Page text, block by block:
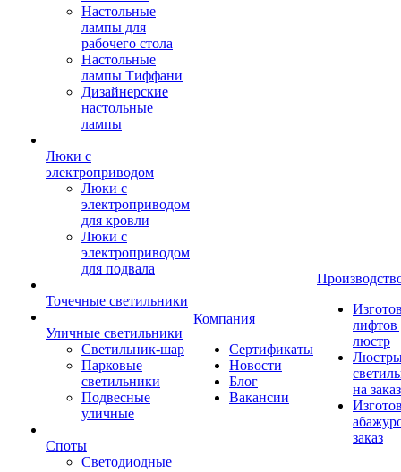
Настольные
лампы для
рабочего стола
Настольные
лампы Тиффани
Дизайнерские
настольные
лампы
Люки с
электроприводом
Люки с
электроприводом
для кровли
Люки с
электроприводом
для подвала
Точечные светильники
Уличные светильники
Светильник-шар
Парковые
светильники
Подвесные
уличные
Споты
Светодиодные
Компания
Сертификаты
Новости
Блог
Вакансии
лифтов
люстр
на заказ
заказ